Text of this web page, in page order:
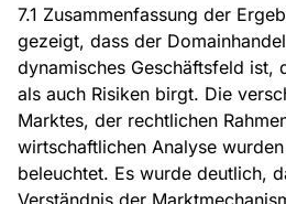
7.1 Zusammenfassung der
gezeigt, dass der
dynamisches Geschäftsfeld ist,
als auch Risiken birgt. Die
Marktes, der rechtlichen
wirtschaftlichen Analyse
beleuchtet. Es wurde deutlich,
Verständnis der